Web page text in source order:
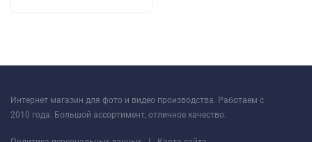
Интернет магазин для фото и видео производства. Работаем с
2010 года. Большой ассортимент, отличное качество.